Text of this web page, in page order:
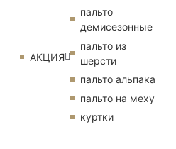
АКЦИЯ
пальто
демисезонные
пальто из
шерсти
пальто альпака
пальто на меху
куртки